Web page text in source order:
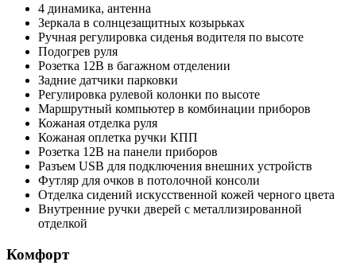
4 динамика, антенна
Зеркала в солнцезащитных козырьках
Ручная регулировка сиденья водителя по высоте
Подогрев руля
Розетка 12В в багажном отделении
Задние датчики парковки
Регулировка рулевой колонки по высоте
Маршрутный компьютер в комбинации приборов
Кожаная отделка руля
Кожаная оплетка ручки КПП
Розетка 12В на панели приборов
Разъем USB для подключения внешних устройств
Футляр для очков в потолочной консоли
Отделка сидений искусственной кожей черного цвета
Внутренние ручки дверей с металлизированной
отделкой
Комфорт